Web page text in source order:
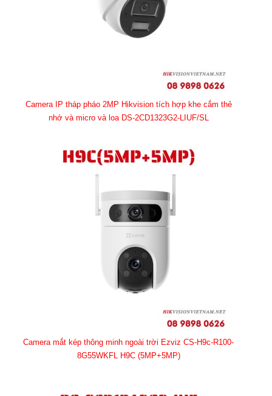
Camera IP tháp pháo 2MP Hikvision tích hợp khe cắm thẻ
nhớ và micro và loa DS-2CD1323G2-LIUF/SL
Camera mắt kép thông minh ngoài trời Ezviz CS-H9c-R100-
8G55WKFL H9C (5MP+5MP)